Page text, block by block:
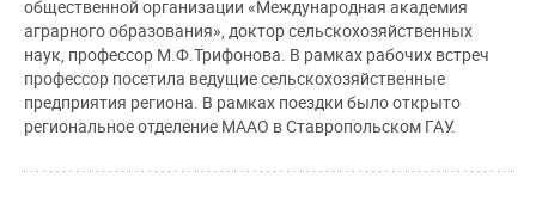
общественной организации «Международная академия
аграрного образования», доктор сельскохозяйственных
наук, профессор М.Ф.Трифонова. В рамках рабочих встреч
профессор посетила ведущие сельскохозяйственные
предприятия региона. В рамках поездки было открыто
региональное отделение МААО в Ставропольском ГАУ.